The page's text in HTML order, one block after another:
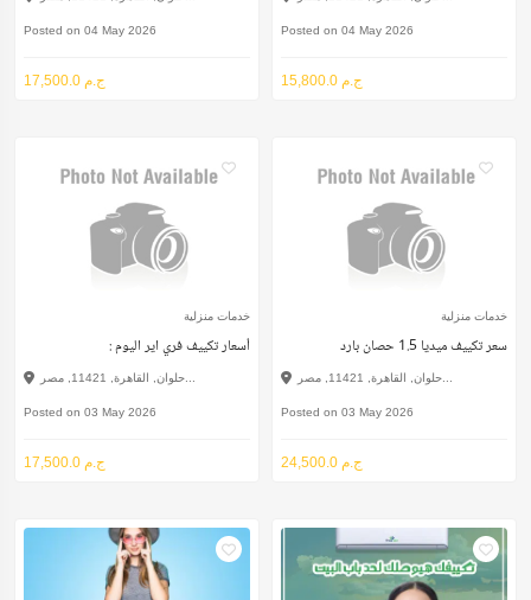
Posted on 04 May 2026
17,500.0 ج.م
Posted on 04 May 2026
15,800.0 ج.م
خدمات منزلية
: أسعار تكييف فري اير اليوم
Posted on 03 May 2026
17,500.0 ج.م
خدمات منزلية
سعر تكييف ميديا 1.5 حصان بارد
Posted on 03 May 2026
24,500.0 ج.م